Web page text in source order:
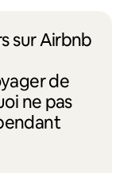
sur Airbnb
de
ne pas